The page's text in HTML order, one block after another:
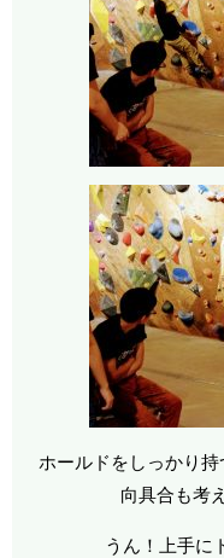
ホールドをしっかり
向具合も考
うん！上手に